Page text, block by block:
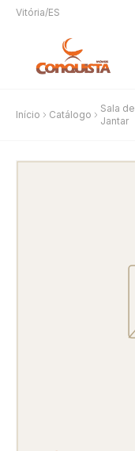
Vitória/ES
Início Catálogo
Sala de
Jantar